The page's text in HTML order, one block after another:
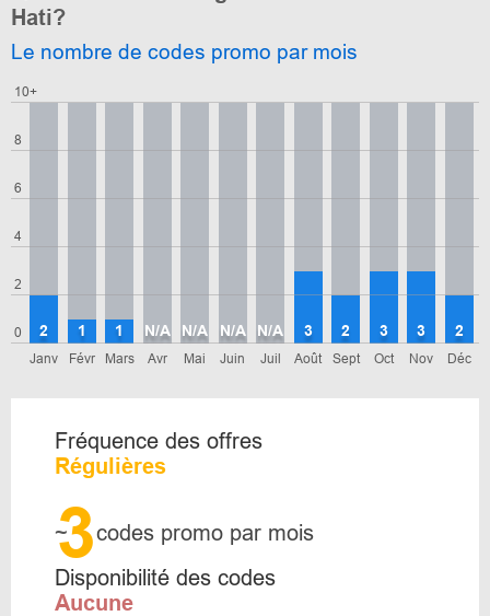
Hati?
Le nombre de codes promo par mois
0
2
4
6
8
10+
Janv
2
Févr
1
Mars
1
Avr
N/A
Mai
N/A
Juin
N/A
Juil
N/A
Août
3
Sept
2
Oct
3
Nov
3
Déc
2
Fréquence des offres
Régulières
~
3codes promo par mois
Disponibilité des codes
Aucune